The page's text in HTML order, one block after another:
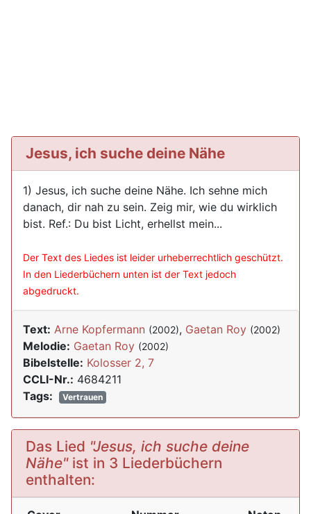
Jesus, ich suche deine Nähe
1) Jesus, ich suche deine Nähe. Ich sehne mich
danach, dir nah zu sein. Zeig mir, wie du wirklich
bist. Ref.: Du bist Licht, erhellst mein...
Der Text des Liedes ist leider urheberrechtlich geschützt.
In den Liederbüchern unten ist der Text jedoch
abgedruckt.
Text: Arne Kopfermann (2002), Gaetan Roy (2002)
Melodie: Gaetan Roy (2002)
Bibelstelle: Kolosser 2, 7
CCLI-Nr.: 4684211
Tags:
Vertrauen
Das Lied "Jesus, ich suche deine
Nähe"ist in 3 Liederbüchern
enthalten: